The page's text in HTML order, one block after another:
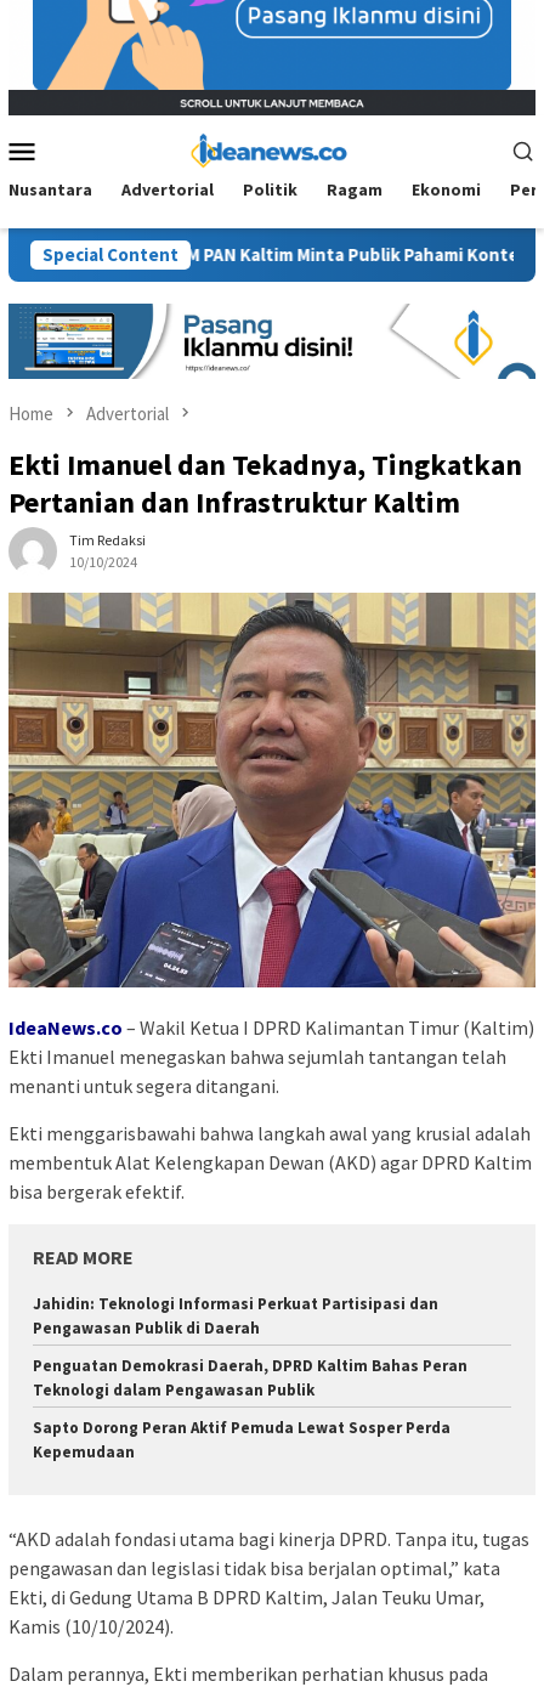
Menu
Nusantara Advertorial Politik Ragam Ekonomi
Special Content
BM PAN Kaltim Minta Publik Pahami Konteks Pidato
Home Advertorial
Ekti Imanuel dan Tekadnya, Tingkatkan
Pertanian dan Infrastruktur Kaltim
Tim Redaksi
10/10/2024
IdeaNews.co – Wakil Ketua I DPRD Kalimantan Timur (Kaltim)
Ekti Imanuel menegaskan bahwa sejumlah tantangan telah
menanti untuk segera ditangani.
Ekti menggarisbawahi bahwa langkah awal yang krusial adalah
membentuk Alat Kelengkapan Dewan (AKD) agar DPRD Kaltim
bisa bergerak efektif.
READ MORE
Jahidin: Teknologi Informasi Perkuat Partisipasi dan
Pengawasan Publik di Daerah
Penguatan Demokrasi Daerah, DPRD Kaltim Bahas Peran
Teknologi dalam Pengawasan Publik
Sapto Dorong Peran Aktif Pemuda Lewat Sosper Perda
Kepemudaan
“AKD adalah fondasi utama bagi kinerja DPRD. Tanpa itu, tugas
pengawasan dan legislasi tidak bisa berjalan optimal,” kata
Ekti, di Gedung Utama B DPRD Kaltim, Jalan Teuku Umar,
Kamis (10/10/2024).
Dalam perannya, Ekti memberikan perhatian khusus pada